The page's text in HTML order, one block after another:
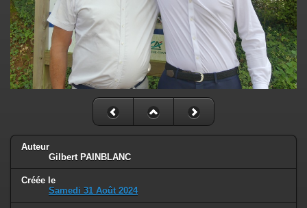
Auteur
Gilbert PAINBLANC
Créée le
Samedi 31 Août 2024